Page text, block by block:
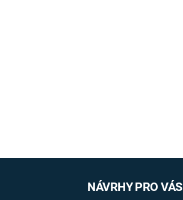
NÁVRHY PRO VÁS